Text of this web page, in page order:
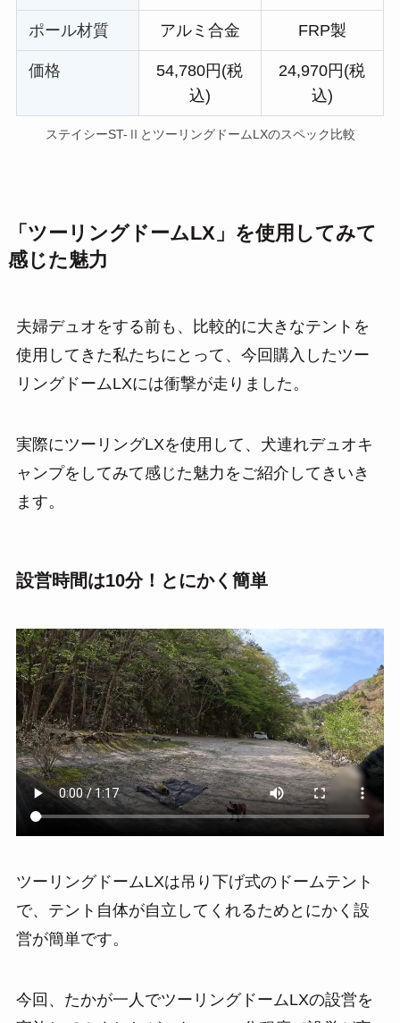
ポール材質 アルミ合金 FRP製
価格
54,780円(税
込)
24,970円(税
込)
ステイシーST-ⅡとツーリングドームLXのスペック比較
「ツーリングドームLX」を使用してみて
感じた魅力
夫婦デュオをする前も、比較的に大きなテントを
使用してきた私たちにとって、今回購入したツー
リングドームLXには衝撃が走りました。
実際にツーリングLXを使用して、犬連れデュオキ
ャンプをしてみて感じた魅力をご紹介してきいき
ます。
設営時間は10分！とにかく簡単
ツーリングドームLXは吊り下げ式のドームテント
で、テント自体が自立してくれるためとにかく設
営が簡単です。
今回、たかが一人でツーリングドームLXの設営を